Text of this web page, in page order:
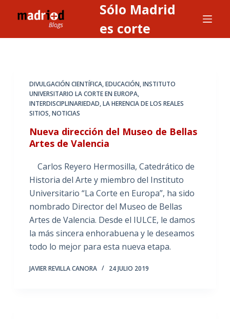
l
Sólo Madrid
es corte
DIVULGACIÓN CIENTÍFICA,EDUCACIÓN,INSTITUTO
UNIVERSITARIO LA CORTE EN EUROPA,
INTERDISCIPLINARIEDAD,LA HERENCIA DE LOS REALES
SITIOS,NOTICIAS
Nueva dirección del Museo de Bellas
Artes de Valencia
Carlos Reyero Hermosilla, Catedrático de
Historia del Arte y miembro del Instituto
Universitario “La Corte en Europa”, ha sido
nombrado Director del Museo de Bellas
Artes de Valencia. Desde el IULCE, le damos
la más sincera enhorabuena y le deseamos
todo lo mejor para esta nueva etapa.
JAVIER REVILLA CANORA 24 JULIO 2019